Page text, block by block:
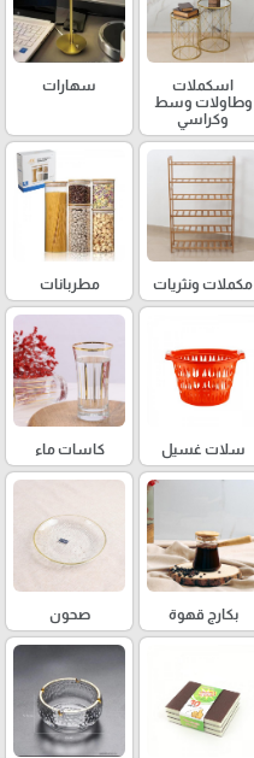
اسكملات
وطاولات وسط
وكراسي
سهارات
مكملات ونثريات مطربانات
سلات غسيل كاسات ماء
بكارج قهوة صحون